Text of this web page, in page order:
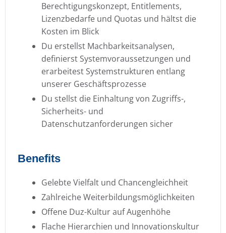
Berechtigungskonzept, Entitlements,
Lizenzbedarfe und Quotas und hältst die
Kosten im Blick
Du erstellst Machbarkeitsanalysen,
definierst Systemvoraussetzungen und
erarbeitest Systemstrukturen entlang
unserer Geschäftsprozesse
Du stellst die Einhaltung von Zugriffs-,
Sicherheits- und
Datenschutzanforderungen sicher
Benefits
Gelebte Vielfalt und Chancengleichheit
Zahlreiche Weiterbildungsmöglichkeiten
Offene Duz-Kultur auf Augenhöhe
Flache Hierarchien und Innovationskultur